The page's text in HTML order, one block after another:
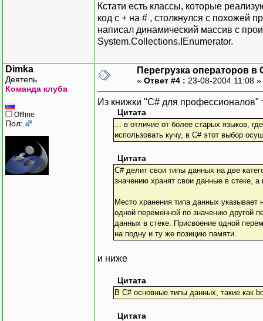
Кстати есть классы, которые
код с + на # , столкнулся с похожей
написал динамический массив с
System.Collections.IEnumerator.
Dimka
Деятель
Команда клуба
Offline
Пол:
Перегрузка операторов в
« Ответ #4 : 23-08-2004 11:08 »
Из книжки "C# для профессионалов"
Цитата
... в отличие от более старых языков,
использовать кучу, в C# этот выбор
Цитата
C# делит свои типы данных на две
значению хранят свои данные в стеке,
Место хранения типа данных указывает
одной переменной по значению другой
данных в стеке. Присвоение одной
на подну и ту же позицию памяти.
и ниже
Цитата
В C# основные типы данных, такие как
Цитата